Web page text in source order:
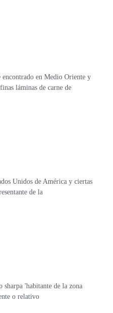
en Medio Oriente y
láminas de carne de
Unidos de América y ciertas
de la
'habitante de la zona
o relativo